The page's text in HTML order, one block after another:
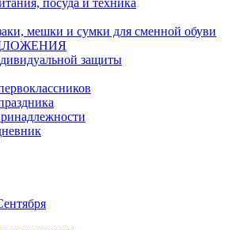
мешки и сумки для сменной обуви
защиты